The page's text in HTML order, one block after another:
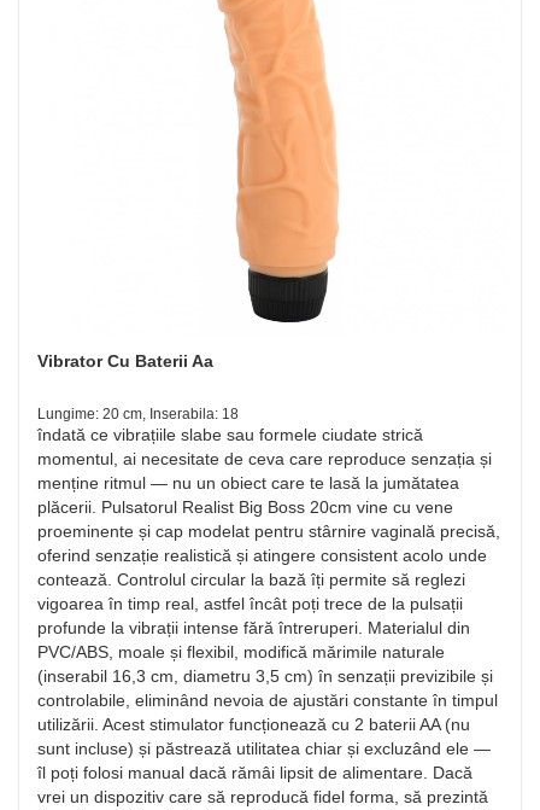
Vibrator Cu Baterii Aa
Lungime: 20 cm, Inserabila: 18
îndată ce vibrațiile slabe sau formele ciudate strică
momentul, ai necesitate de ceva care reproduce senzația și
menține ritmul — nu un obiect care te lasă la jumătatea
plăcerii. Pulsatorul Realist Big Boss 20cm vine cu vene
proeminente și cap modelat pentru stârnire vaginală precisă,
oferind senzație realistică și atingere consistent acolo unde
contează. Controlul circular la bază îți permite să reglezi
vigoarea în timp real, astfel încât poți trece de la pulsații
profunde la vibrații intense fără întreruperi. Materialul din
PVC/ABS, moale și flexibil, modifică mărimile naturale
(inserabil 16,3 cm, diametru 3,5 cm) în senzații previzibile și
controlabile, eliminând nevoia de ajustări constante în timpul
utilizării. Acest stimulator funcționează cu 2 baterii AA (nu
sunt incluse) și păstrează utilitatea chiar și excluzând ele —
îl poți folosi manual dacă rămâi lipsit de alimentare. Dacă
vrei un dispozitiv care să reproducă fidel forma, să prezintă